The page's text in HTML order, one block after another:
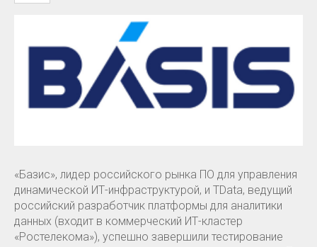
«Базис», лидер российского рынка ПО для управления
динамической ИТ-инфраструктурой, и TData, ведущий
российский разработчик платформы для аналитики
данных (входит в коммерческий ИТ-кластер
«Ростелекома»), успешно завершили тестирование